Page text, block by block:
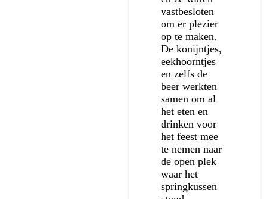
vastbesloten
om er plezier
op te maken.
De konijntjes,
eekhoorntjes
en zelfs de
beer werkten
samen om al
het eten en
drinken voor
het feest mee
te nemen naar
de open plek
waar het
springkussen